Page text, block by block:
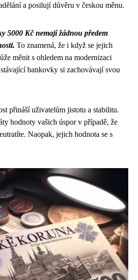
a posilují důvěru v českou měnu.
5000 Kč nemají žádnou předem
To znamená, že i když se jejich
měnit s ohledem na modernizaci
bankovky si zachovávají svou
přináší uživatelům jistotu a stabilitu.
hodnoty vašich úspor v případě, že
Naopak, jejich hodnota se s